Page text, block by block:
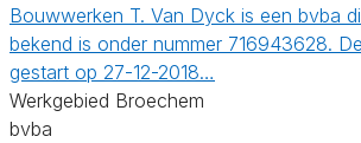
Bouwwerken T. Van Dyck is een bvba
bekend is onder nummer 716943628.
gestart op 27-12-2018…
Werkgebied Broechem
bvba